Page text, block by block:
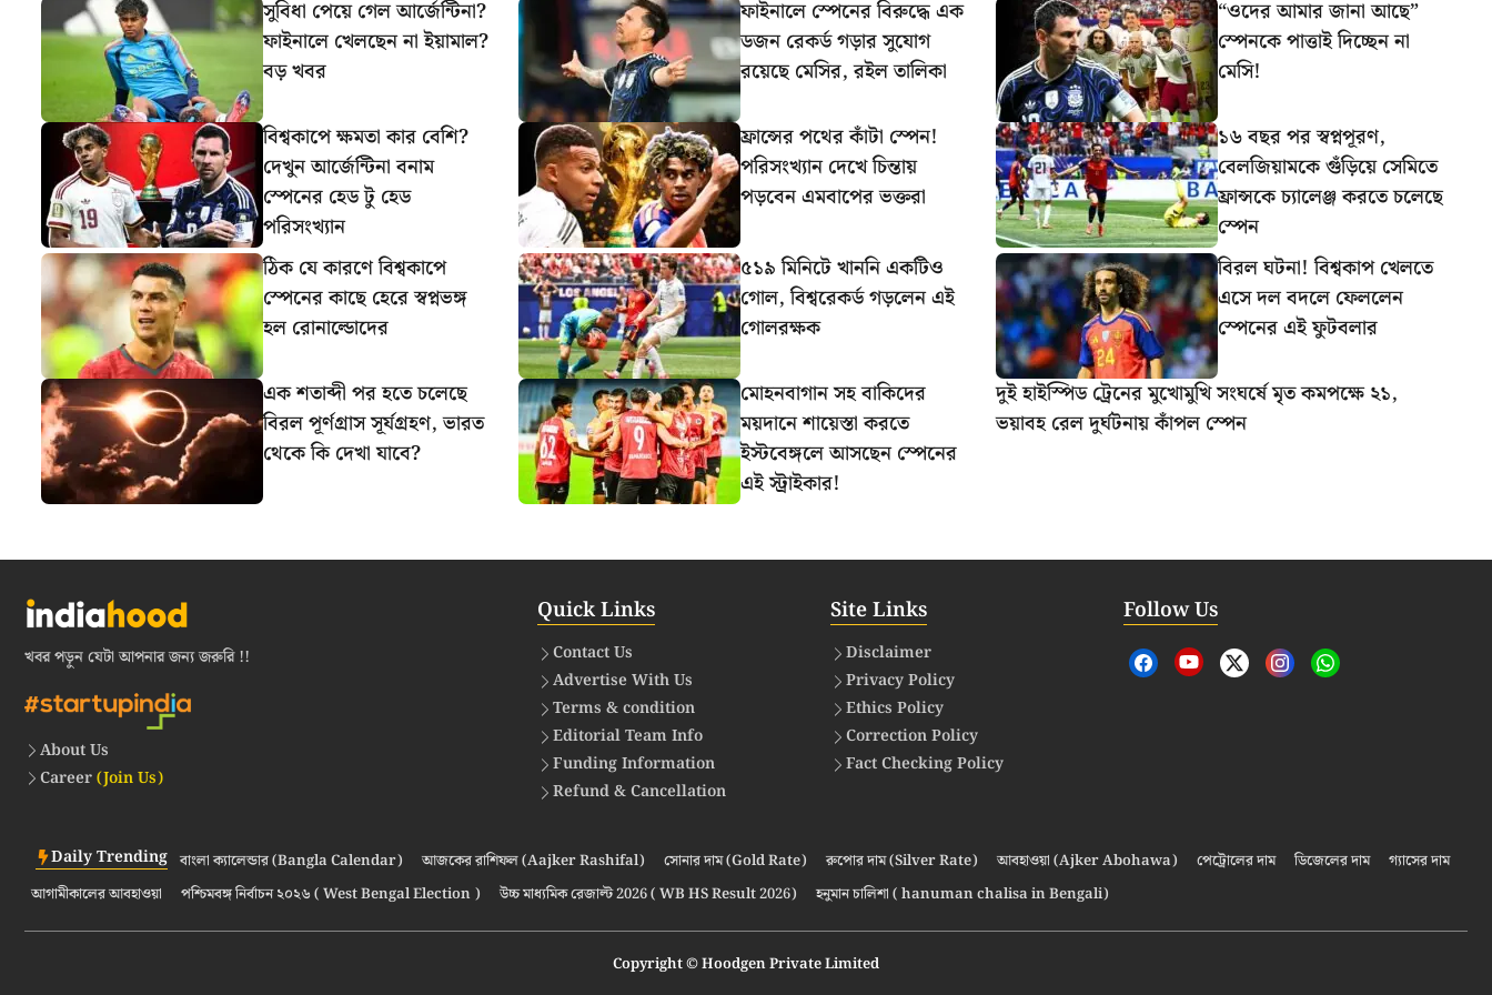
সুবিধা পেয়ে গেল আর্জেন্টিনা?
ফাইনালে খেলছেন না ইয়ামাল?
বড় খবর
ফাইনালে স্পেনের বিরুদ্ধে এক
ডজন রেকর্ড গড়ার সুযোগ
রয়েছে মেসির, রইল তালিকা
“ওদের আমার জানা আছে”
স্পেনকে পাত্তাই দিচ্ছেন না
মেসি!
বিশ্বকাপে ক্ষমতা কার বেশি?
দেখুন আর্জেন্টিনা বনাম
স্পেনের হেড টু হেড
পরিসংখ্যান
ফ্রান্সের পথের কাঁটা স্পেন!
পরিসংখ্যান দেখে চিন্তায়
পড়বেন এমবাপের ভক্তরা
১৬ বছর পর স্বপ্নপূরণ,
বেলজিয়ামকে গুঁড়িয়ে সেমিতে
ফ্রান্সকে চ্যালেঞ্জ করতে চলেছে
স্পেন
ঠিক যে কারণে বিশ্বকাপে
স্পেনের কাছে হেরে স্বপ্নভঙ্গ
হল রোনাল্ডোদের
৫১৯ মিনিটে খাননি একটিও
গোল, বিশ্বরেকর্ড গড়লেন এই
গোলরক্ষক
বিরল ঘটনা! বিশ্বকাপ খেলতে
এসে দল বদলে ফেললেন
স্পেনের এই ফুটবলার
এক শতাব্দী পর হতে চলেছে
বিরল পূর্ণগ্রাস সূর্যগ্রহণ, ভারত
থেকে কি দেখা যাবে?
মোহনবাগান সহ বাকিদের
ময়দানে শায়েস্তা করতে
ইস্টবেঙ্গলে আসছেন স্পেনের
এই স্ট্রাইকার!
দুই হাইস্পিড ট্রেনের মুখোমুখি সংঘর্ষে মৃত কমপক্ষে ২১,
ভয়াবহ রেল দুর্ঘটনায় কাঁপল স্পেন
খবর পড়ুন যেটা আপনার জন্য জরুরি !!
About Us
Career(Join Us)
Quick Links
Contact Us
Advertise With Us
Terms & condition
Editorial Team Info
Funding Information
Refund & Cancellation
Site Links
Disclaimer
Privacy Policy
Ethics Policy
Correction Policy
Fact Checking Policy
Follow Us
Daily Trending বাংলা ক্যালেন্ডার (Bangla Calendar) আজকের রাশিফল (Aajker Rashifal) সোনার দাম (Gold Rate) রুপোর দাম (Silver Rate) আবহাওয়া (Ajker Abohawa) পেট্রোলের দাম ডিজেলের দাম
গ্যাসের দাম
আগামীকালের আবহাওয়া
পশ্চিমবঙ্গ নির্বাচন ২০২৬ ( West Bengal Election ) উচ্চ মাধ্যমিক রেজাল্ট 2026 ( WB HS Result 2026) হনুমান চালিশা ( hanuman chalisa in Bengali)
Copyright © Hoodgen Private Limited